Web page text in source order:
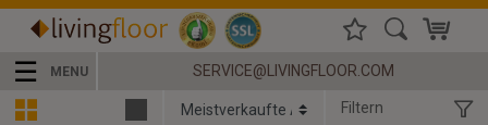
☰ MENU SERVICE@LIVINGFLOOR.COM
Filtern